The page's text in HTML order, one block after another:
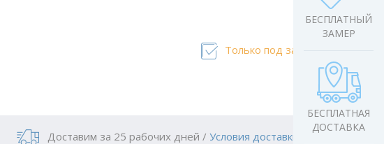
БЕСПЛАТНЫЙ
ЗАМЕР
БЕСПЛАТНАЯ
ДОСТАВКА
Только под заказ
Доставим за 25 рабочих дней / Условия доставки